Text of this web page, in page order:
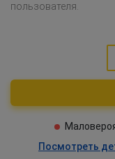
пользователя.
Посмотреть